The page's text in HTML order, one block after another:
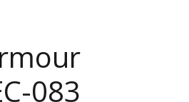
083